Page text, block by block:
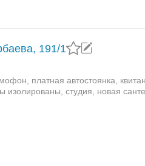
191/1
платная автостоянка,
студия, новая